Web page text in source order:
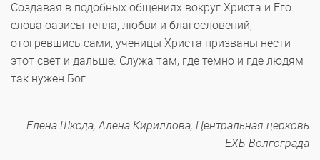
Создавая в подобных общениях вокруг Христа и Его
слова оазисы тепла, любви и благословений,
отогревшись сами, ученицы Христа призваны нести
этот свет и дальше. Служа там, где темно и где людям
так нужен Бог.
Елена Шкода, Алёна Кириллова, Центральная церковь
ЕХБ Волгограда